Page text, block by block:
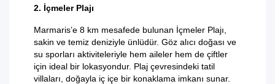
2. İçmeler Plajı
Marmaris’e 8 km mesafede bulunan İçmeler Plajı,
sakin ve temiz deniziyle ünlüdür. Göz alıcı doğası ve
su sporları aktiviteleriyle hem aileler hem de çiftler
için ideal bir lokasyondur. Plaj çevresindeki tatil
villaları, doğayla iç içe bir konaklama imkanı sunar.